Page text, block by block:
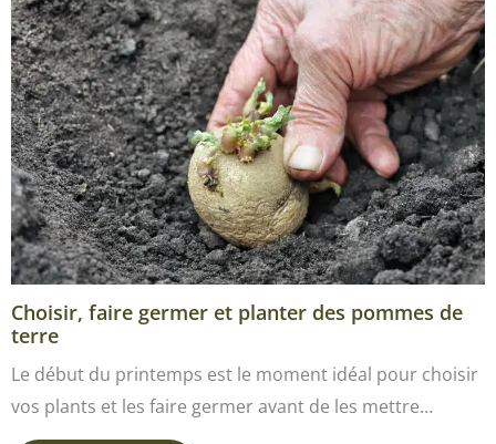
Choisir, faire germer et planter des pommes de
terre
Le début du printemps est le moment idéal pour choisir
vos plants et les faire germer avant de les mettre…